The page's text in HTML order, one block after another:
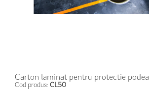
Carton laminat pentru protectie podea
Cod produs: CL50